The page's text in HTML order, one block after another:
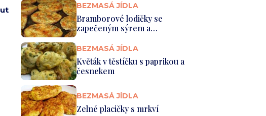
BEZMASÁ JÍDLA
Bramborové lodičky se
zapečeným sýrem a
zakysanou smeta...
BEZMASÁ JÍDLA
Květák v těstíčku s paprikou a
česnekem
BEZMASÁ JÍDLA
Zelné placičky s mrkví